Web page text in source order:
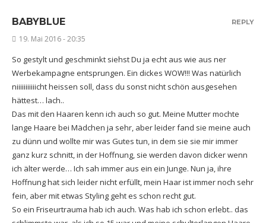
BABYBLUE
19. Mai 2016 - 20:35
So gestylt und geschminkt siehst Du ja echt aus wie aus ner
Werbekampagne entsprungen. Ein dickes WOW!!! Was natürlich
niiiiiiiiiiicht heissen soll, dass du sonst nicht schön ausgesehen
hättest… lach..
Das mit den Haaren kenn ich auch so gut. Meine Mutter mochte
lange Haare bei Mädchen ja sehr, aber leider fand sie meine auch
zu dünn und wollte mir was Gutes tun, in dem sie sie mir immer
ganz kurz schnitt, in der Hoffnung, sie werden davon dicker wenn
ich älter werde… Ich sah immer aus ein ein Junge. Nun ja, ihre
Hoffnung hat sich leider nicht erfüllt, mein Haar ist immer noch sehr
fein, aber mit etwas Styling geht es schon recht gut.
So ein Friseurtrauma hab ich auch. Was hab ich schon erlebt.. das
REPLY